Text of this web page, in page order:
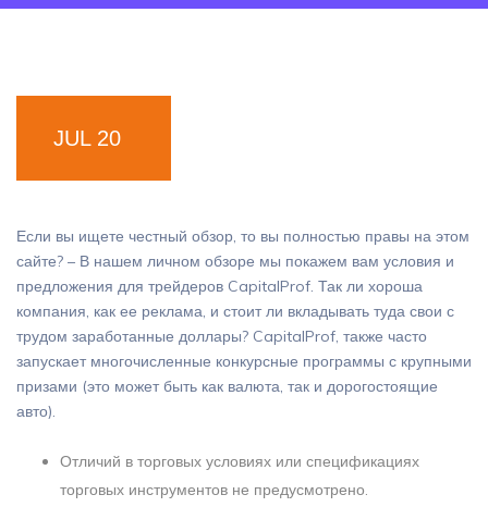
JUL 20
Если вы ищете честный обзор, то вы полностью правы на этом
сайте? – В нашем личном обзоре мы покажем вам условия и
предложения для трейдеров CapitalProf. Так ли хороша
компания, как ее реклама, и стоит ли вкладывать туда свои с
трудом заработанные доллары? CapitalProf, также часто
запускает многочисленные конкурсные программы с крупными
призами (это может быть как валюта, так и дорогостоящие
авто).
Отличий в торговых условиях или спецификациях
торговых инструментов не предусмотрено.